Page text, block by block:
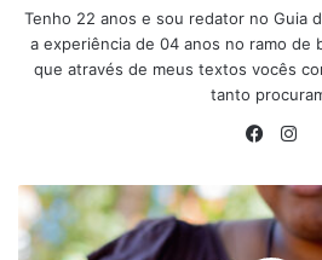
Tenho 22 anos e sou redator no Guia
a experiência de 04 anos no ramo de
que através de meus textos vocês
tanto
Chegou
a
sua